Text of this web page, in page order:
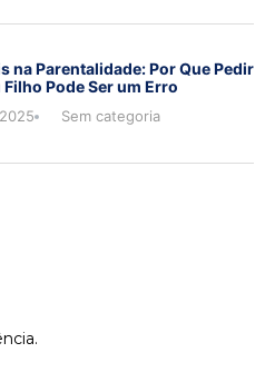
na Parentalidade: Por Que Pedir
Pode Ser um Erro
Sem categoria